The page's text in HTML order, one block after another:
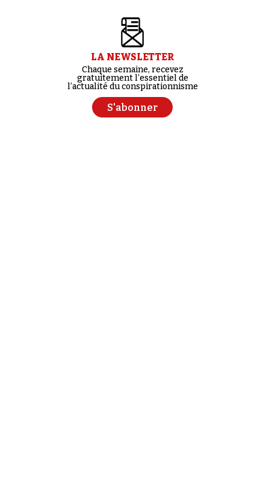
LA NEWSLETTER
Chaque semaine, recevez
gratuitement l’essentiel de
l’actualité du conspirationnisme
S'abonner